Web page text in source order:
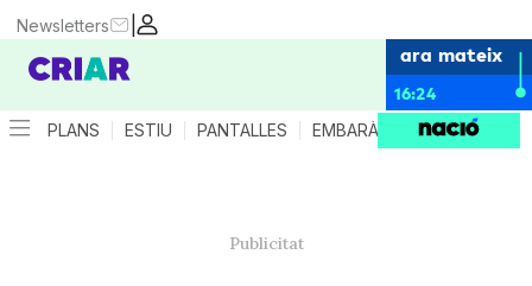
|
Newsletters
ara mateix
16:24
PLANS ESTIU PANTALLES EMBARÀS CRIANÇA